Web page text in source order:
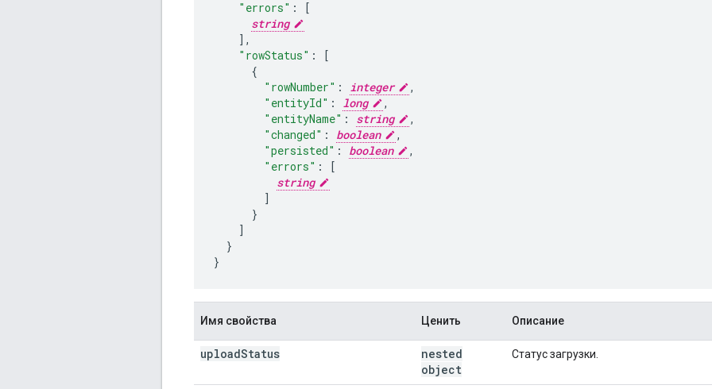
"errors" :
[
string
],
"rowStatus" :
[
"rowNumber" : integer
,
"entityId" : long
,
"entityName" : string
,
"changed" : boolean
,
"persisted" : boolean
,
"errors" :
[
string
]
]
}
}
Имя свойства Ценить Описание
uploadStatus
nested
object
Статус загрузки.